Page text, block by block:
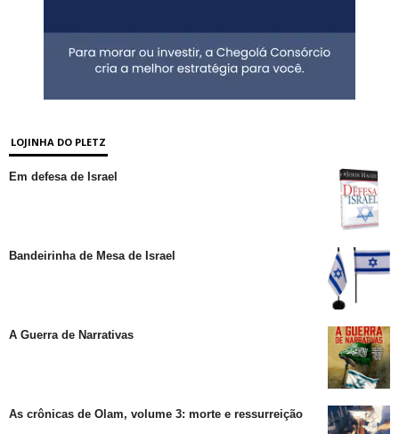
LOJINHA DO PLETZ
Em defesa de Israel
Bandeirinha de Mesa de Israel
A Guerra de Narrativas
As crônicas de Olam, volume 3: morte e ressurreição